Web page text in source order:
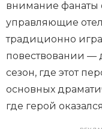
внимание фанаты
управляющие
традиционно
повествовании —
сезон, где этот
основных
где герой